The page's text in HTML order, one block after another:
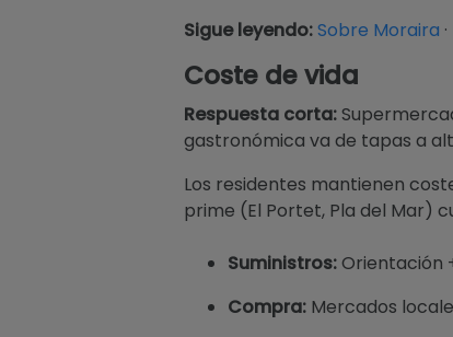
Sigue leyendo:Sobre Moraira ·
Coste de vida
Respuesta corta:
gastronómica va de tapas a
Los residentes mantienen
prime (El Portet, Pla del Mar)
Suministros:Orientación
Compra: Mercados